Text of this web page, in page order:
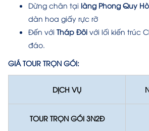
Dừng chân tại làng Phong Quy
dàn hoa giấy rực rỡ
Đến với Tháp Đôi với lối kiến trúc
đáo.
GIÁ TOUR TRỌN GÓI:
DỊCH VỤ
TOUR TRỌN GÓI 3N2Đ